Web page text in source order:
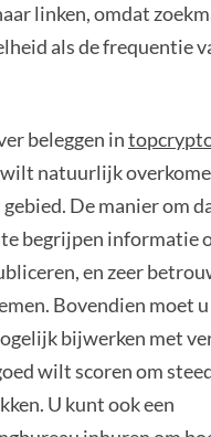
linken, omdat
als de frequentie
beleggen in
natuurlijk
De manier om
begrijpen informatie
en zeer
Bovendien moet
bijwerken met
wilt scoren om
U kunt ook een